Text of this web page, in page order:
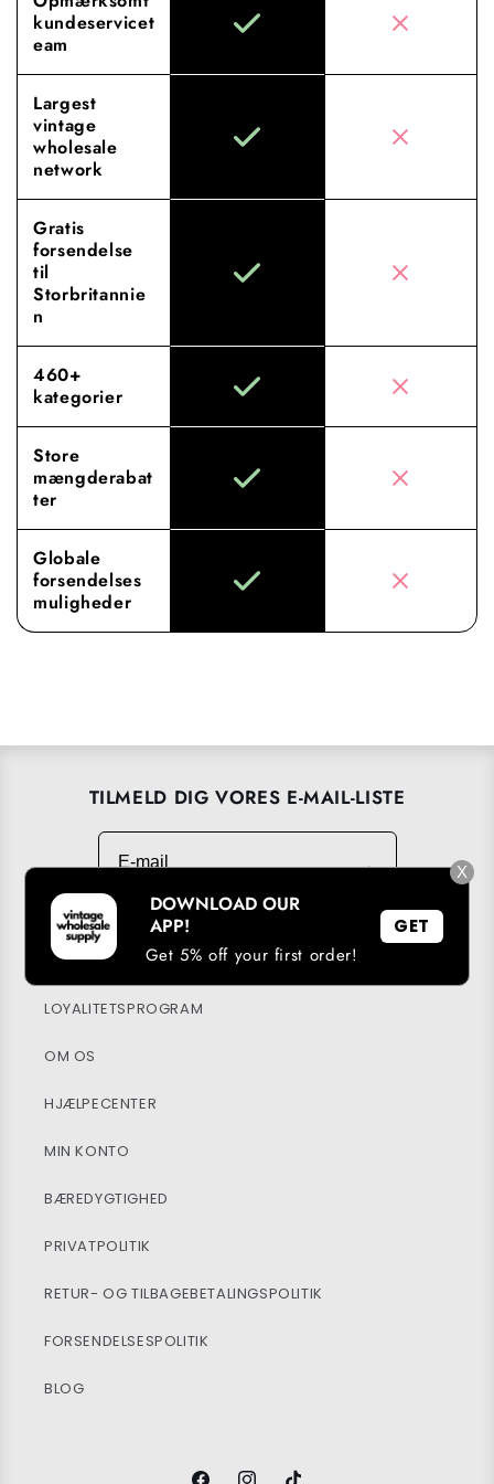
kundeservicet
eam
Largest
vintage
wholesale
network
Gratis
forsendelse
til
Storbritannie
n
460+
kategorier
Store
mængderabat
ter
Globale
forsendelses
muligheder
TILMELD DIG VORES E-MAIL-LISTE
E-mail
→
DOWNLOAD VORES APP
LOYALITETSPROGRAM
OM OS
HJÆLPECENTER
MIN KONTO
BÆREDYGTIGHED
PRIVATPOLITIK
RETUR- OG TILBAGEBETALINGSPOLITIK
FORSENDELSESPOLITIK
BLOG
X
DOWNLOAD OUR
APP!
Get 5% off your first order!
GET